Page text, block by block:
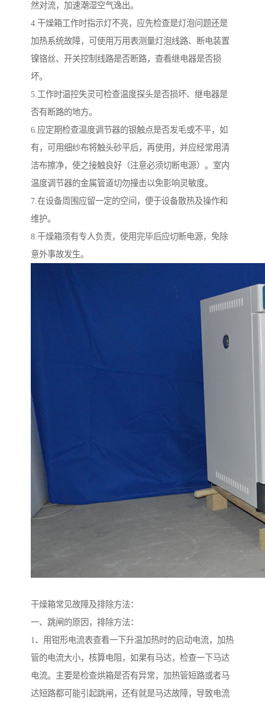
然对流，加速潮湿空气逸出。
4.干燥箱工作时指示灯不亮，应先检查是灯泡问题还是
加热系统故障，可使用万用表测量灯泡线路、断电装置
镍铬丝、开关控制线路是否断路，查看继电器是否损
坏。
5.工作时温控失灵可检查温度探头是否损坏、继电器是
否有断路的地方。
6.应定期检查温度调节器的银触点是否发毛或不平，如
有，可用细纱布将触头砂平后，再使用，并应经常用清
洁布擦净，使之接触良好（注意必须切断电源）。室内
温度调节器的金属管道切勿撞击以免影响灵敏度。
7.在设备周围应留一定的空间，便于设备散热及操作和
维护。
8.干燥箱须有专人负责，使用完毕后应切断电源，免除
意外事故发生。
干燥箱常见故障及排除方法：
一、跳闸的原因，排除方法：
1、用钳形电流表查看一下升温加热时的启动电流，加热
管的电流大小，核算电阻，如果有马达，检查一下马达
电流。主要是检查烘箱是否有异常，加热管短路或者马
达短路都可能引起跳闸，还有就是马达故障，导致电流